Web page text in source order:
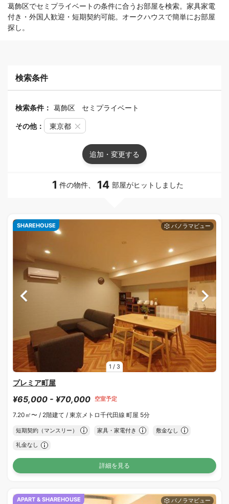
葛飾区でセミプライベートの条件に合うお部屋を検索。家具家電
付き・外国人歓迎・短期契約可能。オークハウスで簡単にお部屋
探し。
検索条件
検索条件： 葛飾区 セミプライベート
その他： 東京都
追加・変更する
1 件の物件、 14 部屋がヒットしました
1 / 3
SHAREHOUSE
プレミア町屋
¥65,000 - ¥70,000 空室予定
7.20㎡〜 / 2階建て / 東京メトロ千代田線 町屋 5分
短期契約（マンスリー） 家具・家電付き 敷金なし
礼金なし
詳細を見る
APART & SHAREHOUSE